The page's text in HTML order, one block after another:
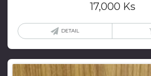
17,000 Ks
DETAIL